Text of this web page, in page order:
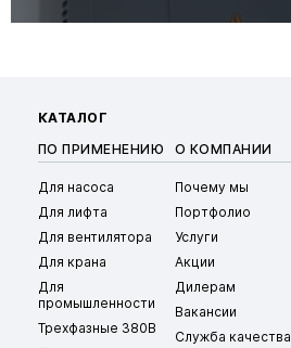
КАТАЛОГ
ПО ПРИМЕНЕНИЮ
Для насоса
Для лифта
Для вентилятора
Для крана
Для
промышленности
Трехфазные 380В
О КОМПАНИИ
Почему мы
Портфолио
Услуги
Акции
Дилерам
Вакансии
Служба качества